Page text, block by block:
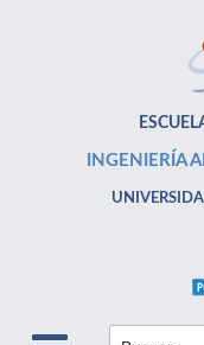
INGENIERÍA